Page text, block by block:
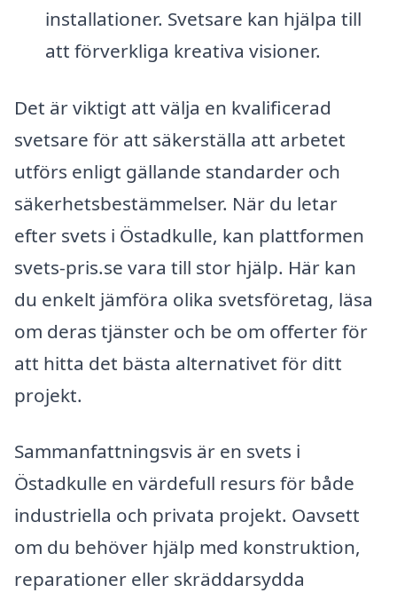
installationer. Svetsare kan hjälpa till
att förverkliga kreativa visioner.
Det är viktigt att välja en kvalificerad
svetsare för att säkerställa att arbetet
utförs enligt gällande standarder och
säkerhetsbestämmelser. När du letar
efter svets i Östadkulle, kan plattformen
svets-pris.se vara till stor hjälp. Här kan
du enkelt jämföra olika svetsföretag, läsa
om deras tjänster och be om offerter för
att hitta det bästa alternativet för ditt
projekt.
Sammanfattningsvis är en svets i
Östadkulle en värdefull resurs för både
industriella och privata projekt. Oavsett
om du behöver hjälp med konstruktion,
reparationer eller skräddarsydda